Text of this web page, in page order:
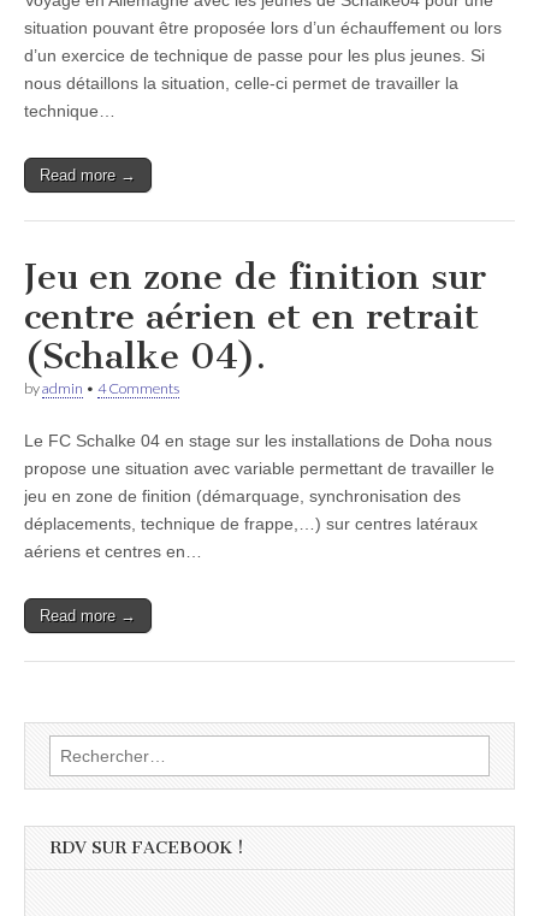
situation pouvant être proposée lors d’un échauffement ou lors
d’un exercice de technique de passe pour les plus jeunes. Si
nous détaillons la situation, celle-ci permet de travailler la
technique…
Read more →
Jeu en zone de finition sur
centre aérien et en retrait
(Schalke 04).
byadmin • 4 Comments
Le FC Schalke 04 en stage sur les installations de Doha nous
propose une situation avec variable permettant de travailler le
jeu en zone de finition (démarquage, synchronisation des
déplacements, technique de frappe,…) sur centres latéraux
aériens et centres en…
Read more →
Rechercher :
RDV SUR FACEBOOK !